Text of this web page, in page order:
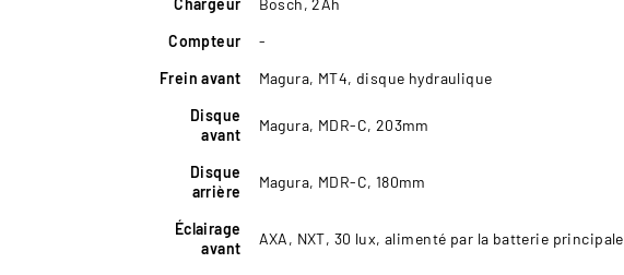
Chargeur
Bosch, 2Ah
Compteur
-
Frein avant
Magura, MT4, disque hydraulique
Disque
avant
Magura, MDR-C, 203mm
Disque
arrière
Magura, MDR-C, 180mm
Éclairage
avant
AXA, NXT, 30 lux, alimenté par la batterie principale